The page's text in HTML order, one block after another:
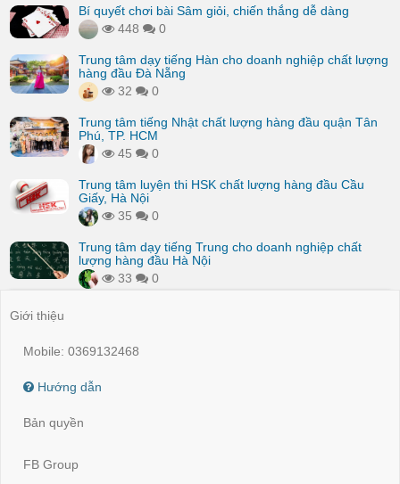
Bí quyết chơi bài Sâm giỏi, chiến thắng dễ dàng
448
0
Trung tâm dạy tiếng Hàn cho doanh nghiệp chất lượng
hàng đầu Đà Nẵng
32
0
Trung tâm tiếng Nhật chất lượng hàng đầu quận Tân
Phú, TP. HCM
45
0
Trung tâm luyện thi HSK chất lượng hàng đầu Cầu
Giấy, Hà Nội
35
0
Trung tâm dạy tiếng Trung cho doanh nghiệp chất
lượng hàng đầu Hà Nội
33
0
Giới thiệu
Mobile: 0369132468
Hướng dẫn
Bản quyền
FB Group